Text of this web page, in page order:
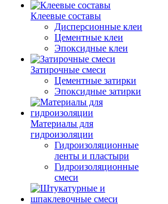
Клеевые составы
Дисперсионные клеи
Цементные клеи
Эпоксидные клеи
Затирочные смеси
Цементные затирки
Эпоксидные затирки
Материалы для
гидроизоляции
Гидроизоляционные
ленты и пластыри
Гидроизоляционные
смеси